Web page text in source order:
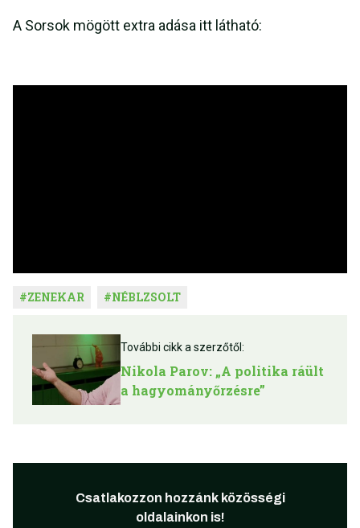
A Sorsok mögött extra adása itt látható:
#ZENEKAR #NÉBLZSOLT
További cikk a szerzőtől:
Nikola Parov: „A politika ráült
a hagyományőrzésre”
Csatlakozzon hozzánk közösségi
oldalainkon is!